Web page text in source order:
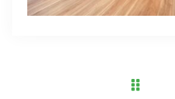
03-6909-
お問い合わせはこ